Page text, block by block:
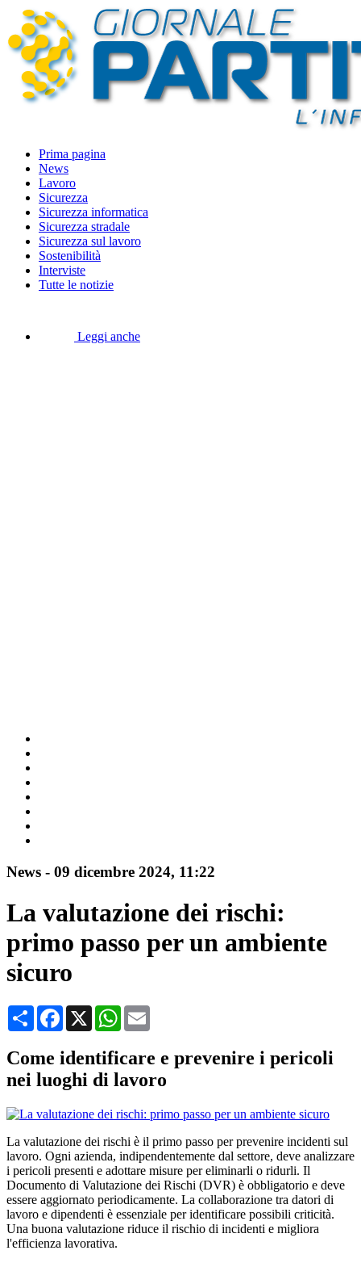
Prima pagina
News
Lavoro
Sicurezza
Sicurezza informatica
Sicurezza stradale
Sicurezza sul lavoro
Sostenibilità
Interviste
Tutte le notizie
Leggi anche
News - 09 dicembre 2024, 11:22
La valutazione dei rischi:
primo passo per un ambiente
sicuro
CondividiFacebook
X WhatsApp
Come identificare e prevenire i pericoli
nei luoghi di lavoro
La valutazione dei rischi è il primo passo per prevenire incidenti sul
lavoro. Ogni azienda, indipendentemente dal settore, deve analizzare
i pericoli presenti e adottare misure per eliminarli o ridurli. Il
Documento di Valutazione dei Rischi (DVR) è obbligatorio e deve
essere aggiornato periodicamente. La collaborazione tra datori di
lavoro e dipendenti è essenziale per identificare possibili criticità.
Una buona valutazione riduce il rischio di incidenti e migliora
l'efficienza lavorativa.